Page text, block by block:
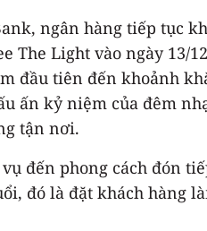
ngân hàng tiếp tục
The Light vào ngày
đầu tiên đến khoảnh
ấn kỷ niệm của đêm
tận nơi.
đến phong cách đón
đó là đặt khách